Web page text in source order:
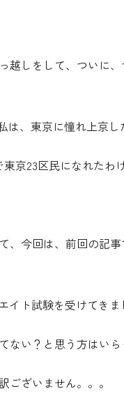
越しをして、ついに
は、東京に憧れ上京し
京23区民になれたわ
、今回は、前回の記
イト試験を受けてき
ない？と思う方はいら
ございません。。。